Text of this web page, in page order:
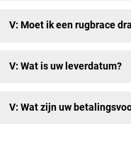
V: Moet ik een rugbrace
V: Wat is uw leverdatum?
V: Wat zijn uw